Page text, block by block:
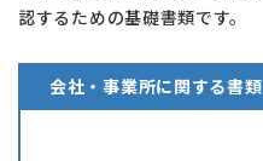
認するための基礎書類です。
会社・事業所に関する書類